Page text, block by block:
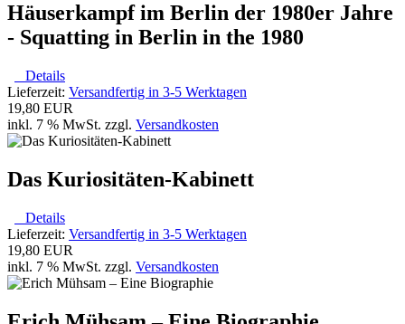
Häuserkampf im Berlin der 1980er Jahre
- Squatting in Berlin in the 1980
Details
Lieferzeit: Versandfertig in 3-5 Werktagen
19,80 EUR
inkl. 7 % MwSt. zzgl. Versandkosten
Das Kuriositäten-Kabinett
Details
Lieferzeit: Versandfertig in 3-5 Werktagen
19,80 EUR
inkl. 7 % MwSt. zzgl. Versandkosten